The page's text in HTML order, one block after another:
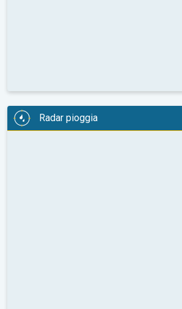
Radar pioggia